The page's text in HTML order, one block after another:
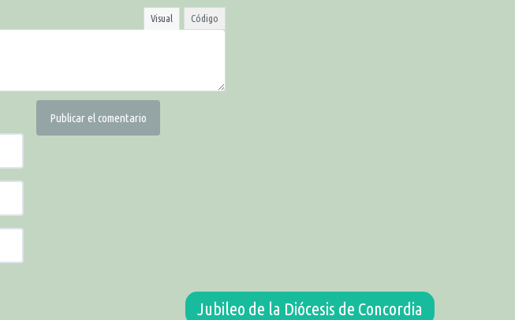
Visual Código
Jubileo de la Diócesis de Concordia